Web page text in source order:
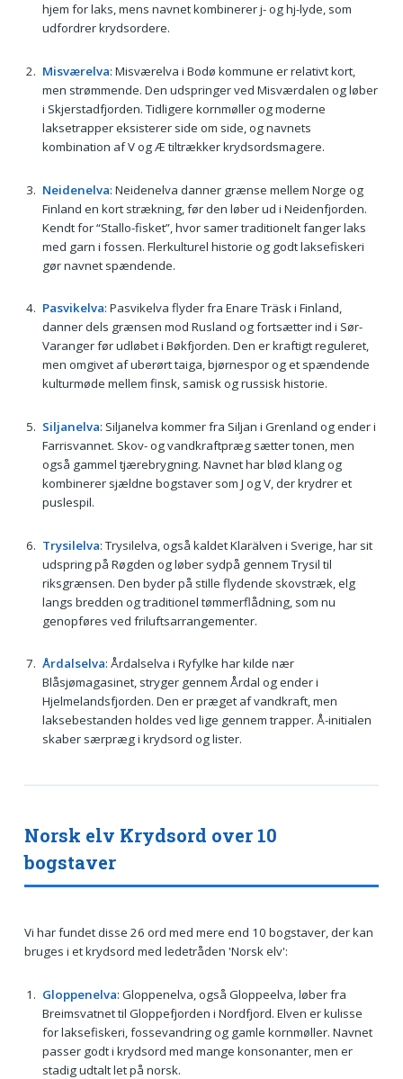
hjem for laks, mens navnet kombinerer j- og hj-lyde, som
udfordrer krydsordere.
Misværelva: Misværelva i Bodø kommune er relativt kort,
men strømmende. Den udspringer ved Misværdalen og løber
i Skjerstadfjorden. Tidligere kornmøller og moderne
laksetrapper eksisterer side om side, og navnets
kombination af V og Æ tiltrækker krydsordsmagere.
Neidenelva: Neidenelva danner grænse mellem Norge og
Finland en kort strækning, før den løber ud i Neidenfjorden.
Kendt for “Stallo-fisket”, hvor samer traditionelt fanger laks
med garn i fossen. Flerkulturel historie og godt laksefiskeri
gør navnet spændende.
Pasvikelva: Pasvikelva flyder fra Enare Träsk i Finland,
danner dels grænsen mod Rusland og fortsætter ind i Sør-
Varanger før udløbet i Bøkfjorden. Den er kraftigt reguleret,
men omgivet af uberørt taiga, bjørnespor og et spændende
kulturmøde mellem finsk, samisk og russisk historie.
Siljanelva: Siljanelva kommer fra Siljan i Grenland og ender i
Farrisvannet. Skov- og vandkraftpræg sætter tonen, men
også gammel tjærebrygning. Navnet har blød klang og
kombinerer sjældne bogstaver som J og V, der krydrer et
puslespil.
Trysilelva: Trysilelva, også kaldet Klarälven i Sverige, har sit
udspring på Røgden og løber sydpå gennem Trysil til
riksgrænsen. Den byder på stille flydende skovstræk, elg
langs bredden og traditionel tømmerflådning, som nu
genopføres ved friluftsarrangementer.
Årdalselva: Årdalselva i Ryfylke har kilde nær
Blåsjømagasinet, stryger gennem Årdal og ender i
Hjelmelandsfjorden. Den er præget af vandkraft, men
laksebestanden holdes ved lige gennem trapper. Å-initialen
skaber særpræg i krydsord og lister.
Norsk elv Krydsord over 10
bogstaver
Vi har fundet disse 26 ord med mere end 10 bogstaver, der kan
bruges i et krydsord med ledetråden 'Norsk elv':
Gloppenelva: Gloppenelva, også Gloppeelva, løber fra
Breimsvatnet til Gloppefjorden i Nordfjord. Elven er kulisse
for laksefiskeri, fossevandring og gamle kornmøller. Navnet
passer godt i krydsord med mange konsonanter, men er
stadig udtalt let på norsk.